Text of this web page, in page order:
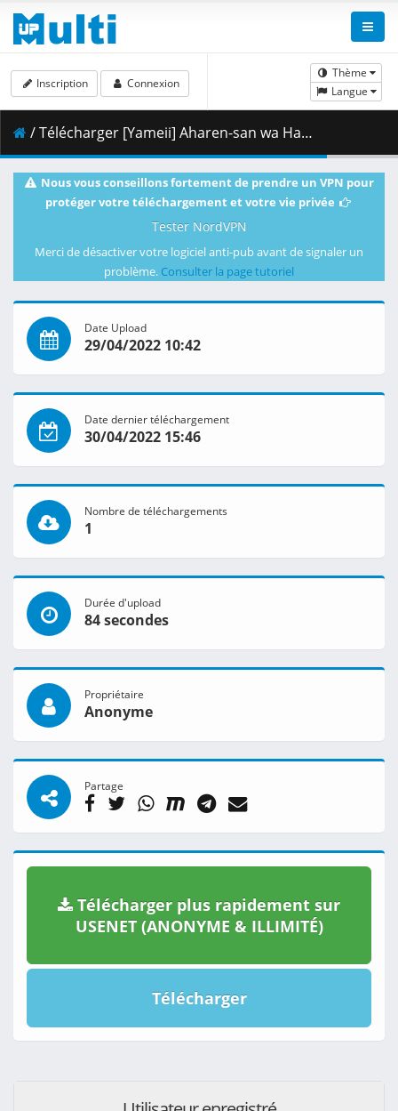
Thème
Langue
Inscription Connexion
/ Télécharger [Yameii] Aharen-san wa Hakarenai - 02 [English Dub] [WEB-DL 720p] [31DCE7CE].mkv.002 ( 353.27 MB )
Nous vous conseillons fortement de prendre un VPN pour
protéger votre téléchargement et votre vie privée
Tester NordVPN
Merci de désactiver votre logiciel anti-pub avant de signaler un
problème. Consulter la page tutoriel
Date Upload
29/04/2022 10:42
Date dernier téléchargement
30/04/2022 15:46
Nombre de téléchargements
1
Durée d'upload
84 secondes
Propriétaire
Anonyme
Partage
Télécharger plus rapidement sur
USENET (ANONYME & ILLIMITÉ)
Télécharger